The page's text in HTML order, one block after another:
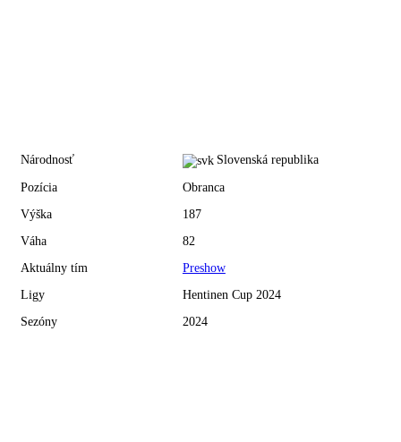
Národnosť Slovenská republika
Pozícia
Obranca
Výška
187
Váha
82
Aktuálny tím
Preshow
Ligy
Hentinen Cup 2024
Sezóny
2024